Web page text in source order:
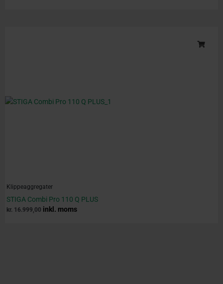
Klippeaggregater
STIGA Combi Pro 110 Q PLUS
kr. 16.999,00 inkl. moms